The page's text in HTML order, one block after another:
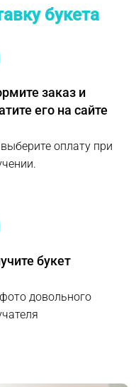
букета
заказ и
его на сайте
оплату при
букет
довольного